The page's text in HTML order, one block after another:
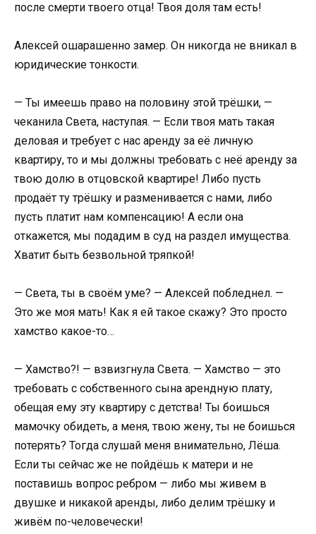
после смерти твоего отца! Твоя доля там есть!
Алексей ошарашенно замер. Он никогда не вникал в
юридические тонкости.
— Ты имеешь право на половину этой трёшки, —
чеканила Света, наступая. — Если твоя мать такая
деловая и требует с нас аренду за её личную
квартиру, то и мы должны требовать с неё аренду за
твою долю в отцовской квартире! Либо пусть
продаёт ту трёшку и разменивается с нами, либо
пусть платит нам компенсацию! А если она
откажется, мы подадим в суд на раздел имущества.
Хватит быть безвольной тряпкой!
— Света, ты в своём уме? — Алексей побледнел. —
Это же моя мать! Как я ей такое скажу? Это просто
хамство какое-то…
— Хамство?! — взвизгнула Света. — Хамство — это
требовать с собственного сына арендную плату,
обещая ему эту квартиру с детства! Ты боишься
мамочку обидеть, а меня, твою жену, ты не боишься
потерять? Тогда слушай меня внимательно, Лёша.
Если ты сейчас же не пойдёшь к матери и не
поставишь вопрос ребром — либо мы живем в
двушке и никакой аренды, либо делим трёшку и
живём по-человечески!